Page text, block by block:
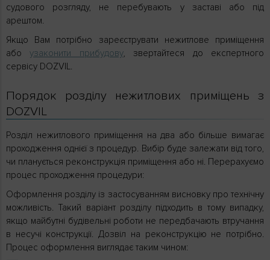
судового розгляду, не перебувають у заставі або під
арештом.
Якщо Вам потрібно зареєструвати нежитлове приміщення
абоузаконити прибудову, звертайтеся до експертного
сервісу DOZVIL.
Порядок розділу нежитлових приміщень з
DOZVIL
Розділ нежитлового приміщення на два або більше вимагає
проходження однієї з процедур. Вибір буде залежати від того,
чи планується реконструкція приміщення або ні. Перерахуємо
процес проходження процедури:
Оформлення розділу із застосуванням висновку про технічну
можливість. Такий варіант розділу підходить в тому випадку,
якщо майбутні будівельні роботи не передбачають втручання
в несучі конструкції. Дозвіл на реконструкцію не потрібно.
Процес оформлення виглядає таким чином: